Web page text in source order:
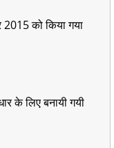
को किया गया
के लिए बनायी गयी